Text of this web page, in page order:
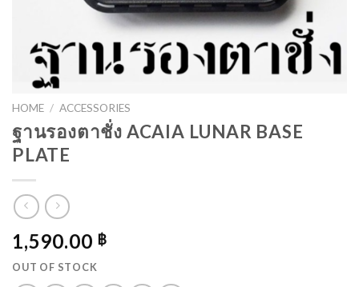
HOME / ACCESSORIES
ฐานรองตาชั่ง ACAIA LUNAR BASE
PLATE
1,590.00 ฿
OUT OF STOCK